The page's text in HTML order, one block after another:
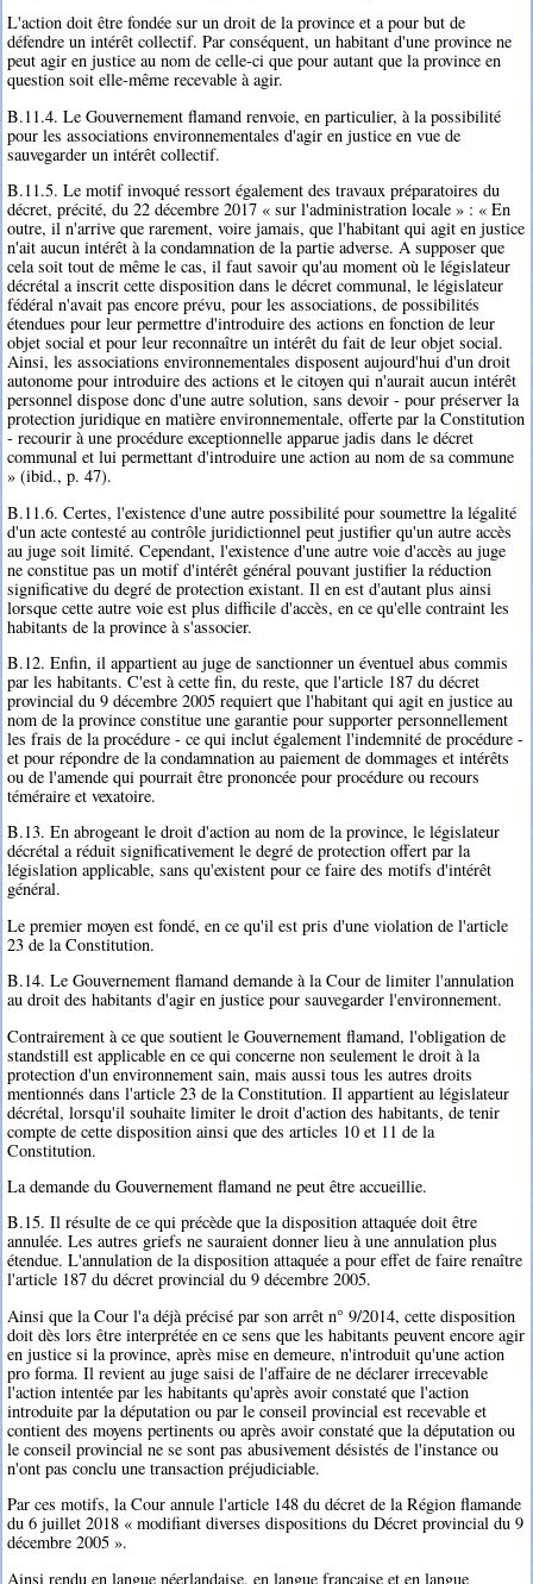
L'action doit être fondée sur un droit de la province et a pour but de
défendre un intérêt collectif. Par conséquent, un habitant d'une province ne
peut agir en justice au nom de celle-ci que pour autant que la province en
question soit elle-même recevable à agir.
B.11.4. Le Gouvernement flamand renvoie, en particulier, à la possibilité
pour les associations environnementales d'agir en justice en vue de
sauvegarder un intérêt collectif.
B.11.5. Le motif invoqué ressort également des travaux préparatoires du
décret, précité, du 22 décembre 2017 « sur l'administration locale » : « En
outre, il n'arrive que rarement, voire jamais, que l'habitant qui agit en justice
n'ait aucun intérêt à la condamnation de la partie adverse. A supposer que
cela soit tout de même le cas, il faut savoir qu'au moment où le législateur
décrétal a inscrit cette disposition dans le décret communal, le législateur
fédéral n'avait pas encore prévu, pour les associations, de possibilités
étendues pour leur permettre d'introduire des actions en fonction de leur
objet social et pour leur reconnaître un intérêt du fait de leur objet social.
Ainsi, les associations environnementales disposent aujourd'hui d'un droit
autonome pour introduire des actions et le citoyen qui n'aurait aucun intérêt
personnel dispose donc d'une autre solution, sans devoir - pour préserver la
protection juridique en matière environnementale, offerte par la Constitution
- recourir à une procédure exceptionnelle apparue jadis dans le décret
communal et lui permettant d'introduire une action au nom de sa commune
» (ibid., p. 47).
B.11.6. Certes, l'existence d'une autre possibilité pour soumettre la légalité
d'un acte contesté au contrôle juridictionnel peut justifier qu'un autre accès
au juge soit limité. Cependant, l'existence d'une autre voie d'accès au juge
ne constitue pas un motif d'intérêt général pouvant justifier la réduction
significative du degré de protection existant. Il en est d'autant plus ainsi
lorsque cette autre voie est plus difficile d'accès, en ce qu'elle contraint les
habitants de la province à s'associer.
B.12. Enfin, il appartient au juge de sanctionner un éventuel abus commis
par les habitants. C'est à cette fin, du reste, que l'article 187 du décret
provincial du 9 décembre 2005 requiert que l'habitant qui agit en justice au
nom de la province constitue une garantie pour supporter personnellement
les frais de la procédure - ce qui inclut également l'indemnité de procédure -
et pour répondre de la condamnation au paiement de dommages et intérêts
ou de l'amende qui pourrait être prononcée pour procédure ou recours
téméraire et vexatoire.
B.13. En abrogeant le droit d'action au nom de la province, le législateur
décrétal a réduit significativement le degré de protection offert par la
législation applicable, sans qu'existent pour ce faire des motifs d'intérêt
général.
Le premier moyen est fondé, en ce qu'il est pris d'une violation de l'article
23 de la Constitution.
B.14. Le Gouvernement flamand demande à la Cour de limiter l'annulation
au droit des habitants d'agir en justice pour sauvegarder l'environnement.
Contrairement à ce que soutient le Gouvernement flamand, l'obligation de
standstill est applicable en ce qui concerne non seulement le droit à la
protection d'un environnement sain, mais aussi tous les autres droits
mentionnés dans l'article 23 de la Constitution. Il appartient au législateur
décrétal, lorsqu'il souhaite limiter le droit d'action des habitants, de tenir
compte de cette disposition ainsi que des articles 10 et 11 de la
Constitution.
La demande du Gouvernement flamand ne peut être accueillie.
B.15. Il résulte de ce qui précède que la disposition attaquée doit être
annulée. Les autres griefs ne sauraient donner lieu à une annulation plus
étendue. L'annulation de la disposition attaquée a pour effet de faire renaître
l'article 187 du décret provincial du 9 décembre 2005.
Ainsi que la Cour l'a déjà précisé par son arrêt n° 9/2014, cette disposition
doit dès lors être interprétée en ce sens que les habitants peuvent encore agir
en justice si la province, après mise en demeure, n'introduit qu'une action
pro forma. Il revient au juge saisi de l'affaire de ne déclarer irrecevable
l'action intentée par les habitants qu'après avoir constaté que l'action
introduite par la députation ou par le conseil provincial est recevable et
contient des moyens pertinents ou après avoir constaté que la députation ou
le conseil provincial ne se sont pas abusivement désistés de l'instance ou
n'ont pas conclu une transaction préjudiciable.
Par ces motifs, la Cour annule l'article 148 du décret de la Région flamande
du 6 juillet 2018 « modifiant diverses dispositions du Décret provincial du 9
décembre 2005 ».
Ainsi rendu en langue néerlandaise, en langue française et en langue